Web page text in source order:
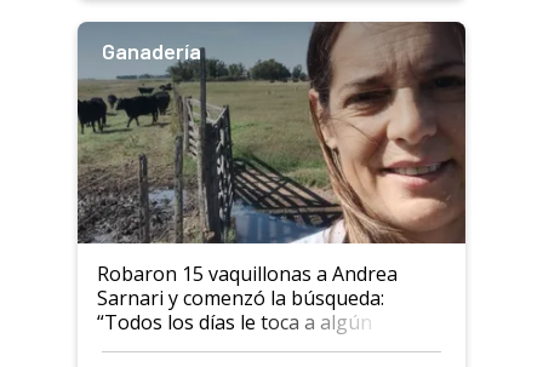
Ganadería
Robaron 15 vaquillonas a Andrea
Sarnari y comenzó la búsqueda:
“Todos los días le toca a algún
productor”